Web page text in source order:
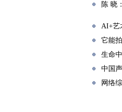
陈 晓
AI+艺
它能
生命
中国
网络